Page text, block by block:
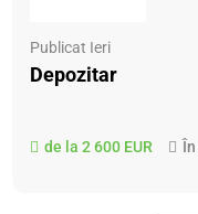
Publicat Ieri
Depozitar
de la 2 600 EUR